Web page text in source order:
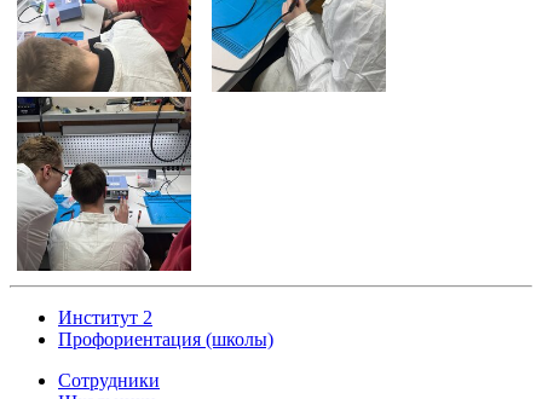
Институт 2
Профориентация (школы)
Сотрудники